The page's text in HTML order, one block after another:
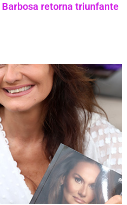
Barbosa retorna triunfante